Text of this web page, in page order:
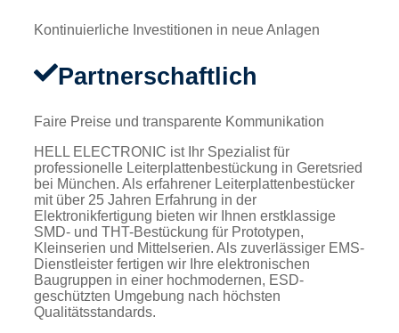
Kontinuierliche Investitionen in neue Anlagen
Partnerschaftlich
Faire Preise und transparente Kommunikation
HELL ELECTRONIC ist Ihr Spezialist für
professionelle Leiterplattenbestückung in Geretsried
bei München. Als erfahrener Leiterplattenbestücker
mit über 25 Jahren Erfahrung in der
Elektronikfertigung bieten wir Ihnen erstklassige
SMD- und THT-Bestückung für Prototypen,
Kleinserien und Mittelserien. Als zuverlässiger EMS-
Dienstleister fertigen wir Ihre elektronischen
Baugruppen in einer hochmodernen, ESD-
geschützten Umgebung nach höchsten
Qualitätsstandards.